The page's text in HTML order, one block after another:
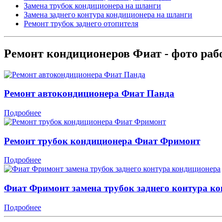
Замена трубок кондиционера на шланги
Замена заднего контура кондиционера на шланги
Ремонт трубок заднего отопителя
Ремонт кондиционеров Фиат - фото
Ремонт автокондиционера Фиат Панда
Подробнее
Ремонт трубок кондиционера Фиат Фримонт
Подробнее
Фиат Фримонт замена трубок заднего контура
Подробнее